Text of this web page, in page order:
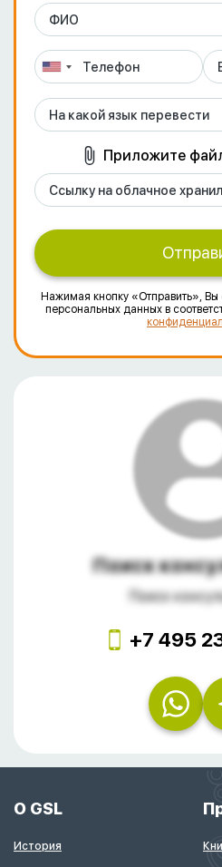
Приложите
Нажимая кнопку «Отправить», Вы
персональных данных в
Поиск
Поиск
+7 495
О GSL
История